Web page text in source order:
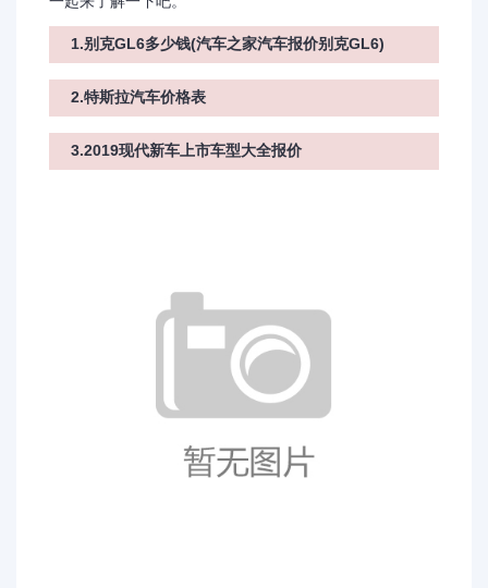
1.别克GL6多少钱(汽车之家汽车报价别克GL6)
2.特斯拉汽车价格表
3.2019现代新车上市车型大全报价